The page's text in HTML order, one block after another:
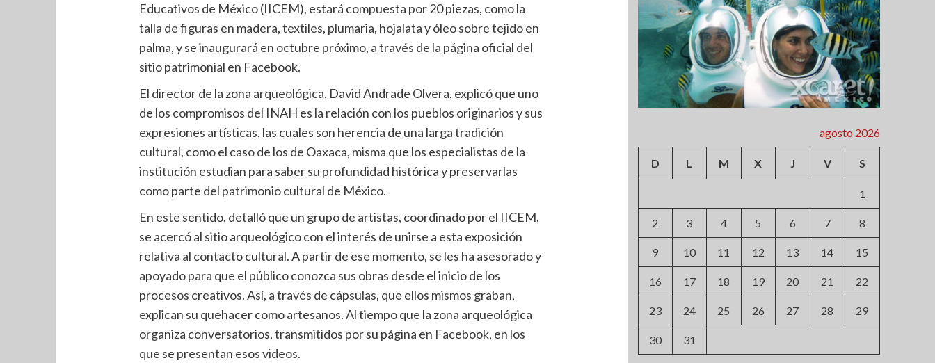
Educativos de México (IICEM), estará compuesta por 20 piezas, como la
talla de figuras en madera, textiles, plumaria, hojalata y óleo sobre tejido en
palma, y se inaugurará en octubre próximo, a través de la página oficial del
sitio patrimonial en Facebook.
El director de la zona arqueológica, David Andrade Olvera, explicó que uno
de los compromisos del INAH es la relación con los pueblos originarios y sus
expresiones artísticas, las cuales son herencia de una larga tradición
cultural, como el caso de los de Oaxaca, misma que los especialistas de la
institución estudian para saber su profundidad histórica y preservarlas
como parte del patrimonio cultural de México.
En este sentido, detalló que un grupo de artistas, coordinado por el IICEM,
se acercó al sitio arqueológico con el interés de unirse a esta exposición
relativa al contacto cultural. A partir de ese momento, se les ha asesorado y
apoyado para que el público conozca sus obras desde el inicio de los
procesos creativos. Así, a través de cápsulas, que ellos mismos graban,
explican su quehacer como artesanos. Al tiempo que la zona arqueológica
organiza conversatorios, transmitidos por su página en Facebook, en los
que se presentan esos videos.
agosto 2026
D L M X J V S
1
2 3 4 5 6 7 8
9 10 11 12 13 14 15
16 17 18 19 20 21 22
23 24 25 26 27 28 29
30 31